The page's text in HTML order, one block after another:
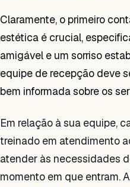
Claramente, o primeiro
estética é crucial,
amigável e um sorriso
equipe de recepção deve
bem informada sobre os
Em relação à sua equipe,
treinado em atendimento
atender às necessidades
momento em que entram.